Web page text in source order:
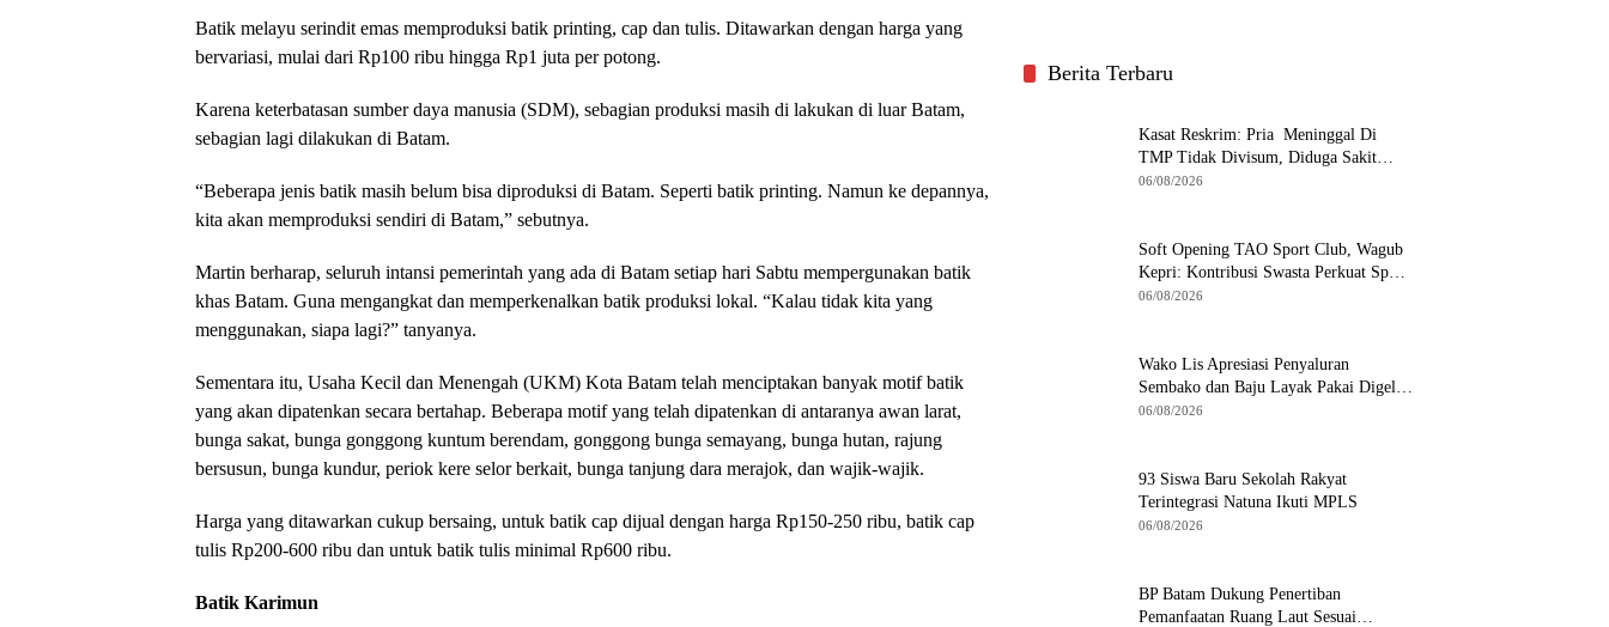
Batik melayu serindit emas memproduksi batik printing, cap dan tulis. Ditawarkan dengan harga yang
bervariasi, mulai dari Rp100 ribu hingga Rp1 juta per potong.
Karena keterbatasan sumber daya manusia (SDM), sebagian produksi masih di lakukan di luar Batam,
sebagian lagi dilakukan di Batam.
“Beberapa jenis batik masih belum bisa diproduksi di Batam. Seperti batik printing. Namun ke depannya,
kita akan memproduksi sendiri di Batam,” sebutnya.
Martin berharap, seluruh intansi pemerintah yang ada di Batam setiap hari Sabtu mempergunakan batik
khas Batam. Guna mengangkat dan memperkenalkan batik produksi lokal. “Kalau tidak kita yang
menggunakan, siapa lagi?” tanyanya.
Sementara itu, Usaha Kecil dan Menengah (UKM) Kota Batam telah menciptakan banyak motif batik
yang akan dipatenkan secara bertahap. Beberapa motif yang telah dipatenkan di antaranya awan larat,
bunga sakat, bunga gonggong kuntum berendam, gonggong bunga semayang, bunga hutan, rajung
bersusun, bunga kundur, periok kere selor berkait, bunga tanjung dara merajok, dan wajik-wajik.
Harga yang ditawarkan cukup bersaing, untuk batik cap dijual dengan harga Rp150-250 ribu, batik cap
tulis Rp200-600 ribu dan untuk batik tulis minimal Rp600 ribu.
Batik Karimun
Berita Terbaru
Kasat Reskrim: Pria Meninggal Di
TMP Tidak Divisum, Diduga Sakit
Jantung
06/08/2026
Soft Opening TAO Sport Club, Wagub
Kepri: Kontribusi Swasta Perkuat Sport
Tourism di Batam
06/08/2026
Wako Lis Apresiasi Penyaluran
Sembako dan Baju Layak Pakai Digelar
KUA Tanjungpinang Timur
06/08/2026
93 Siswa Baru Sekolah Rakyat
Terintegrasi Natuna Ikuti MPLS
06/08/2026
BP Batam Dukung Penertiban
Pemanfaatan Ruang Laut Sesuai